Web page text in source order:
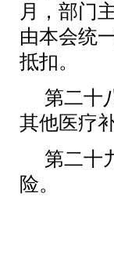
月，部门
由本会统
抵扣。
第二十
其他医疗补
第二十
险。